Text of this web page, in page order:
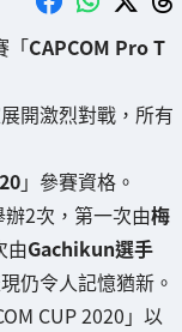
「CAPCOM Pro T
開激烈對戰，所有
」參賽資格。
2次，第一次由梅
由Gachikun選手
仍令人記憶猶新。
CUP 2020」以